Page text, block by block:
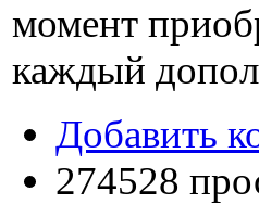
момент
каждый
Добавить
274528